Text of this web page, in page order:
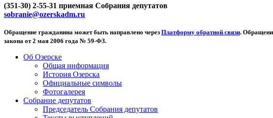
(351-30) 2-55-31 приемная Собрания депутатов
sobranie@ozerskadm.ru
Обращение гражданина может быть направлено через Платформу обратной связи.
закона от 2 мая 2006 года № 59-ФЗ.
Об Озерске
Общая информация
История Озерска
Официальные символы
Фотогалерея
Собрание депутатов
Председатель Собрания депутатов